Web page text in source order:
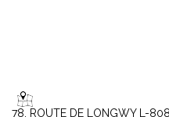
78, ROUTE DE LONGWY L-